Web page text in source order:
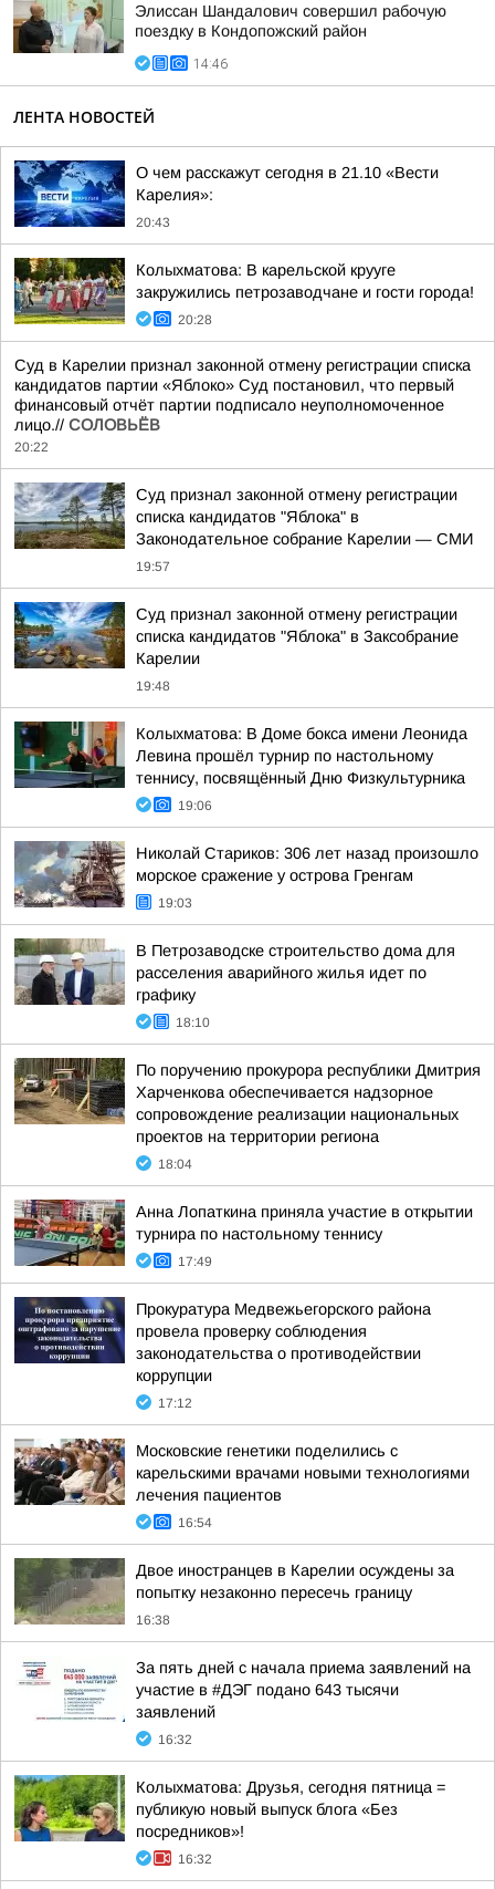
Элиссан Шандалович совершил рабочую
поездку в Кондопожский район
14:46
ЛЕНТА НОВОСТЕЙ
О чем расскажут сегодня в 21.10 «Вести
Карелия»:
20:43
Колыхматова: В карельской крууге
закружились петрозаводчане и гости города!
20:28
Суд в Карелии признал законной отмену регистрации списка
кандидатов партии «Яблоко» Суд постановил, что первый
финансовый отчёт партии подписало неуполномоченное
лицо.// СОЛОВЬЁВ
20:22
Суд признал законной отмену регистрации
списка кандидатов "Яблока" в
Законодательное собрание Карелии — СМИ
19:57
Суд признал законной отмену регистрации
списка кандидатов "Яблока" в Заксобрание
Карелии
19:48
Колыхматова: В Доме бокса имени Леонида
Левина прошёл турнир по настольному
теннису, посвящённый Дню Физкультурника
19:06
Николай Стариков: 306 лет назад произошло
морское сражение у острова Гренгам
19:03
В Петрозаводске строительство дома для
расселения аварийного жилья идет по
графику
18:10
По поручению прокурора республики Дмитрия
Харченкова обеспечивается надзорное
сопровождение реализации национальных
проектов на территории региона
18:04
Анна Лопаткина приняла участие в открытии
турнира по настольному теннису
17:49
Прокуратура Медвежьегорского района
провела проверку соблюдения
законодательства о противодействии
коррупции
17:12
Московские генетики поделились с
карельскими врачами новыми технологиями
лечения пациентов
16:54
Двое иностранцев в Карелии осуждены за
попытку незаконно пересечь границу
16:38
За пять дней с начала приема заявлений на
участие в #ДЭГ подано 643 тысячи
заявлений
16:32
Колыхматова: Друзья, сегодня пятница =
публикую новый выпуск блога «Без
посредников»!
16:32